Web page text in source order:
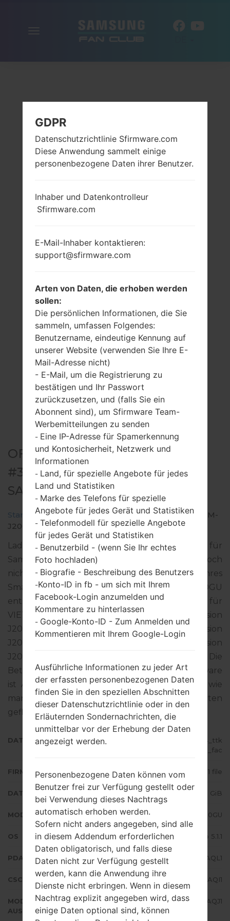
OFFIZIELLER FIRMWARE
#33934 FÜR SM-J200GU -
SAMSUNGGALAXY J2
Startseite →Galaxy J2 →SamsungSM-J200GU →
SM-
J200GU_1_20180206094814_ttkc2p18tq_fac.zip
Laden Sie das neueste Firmware-Update für
Samsung Galaxy J2 herunter. Vergessen Sie jedoch
nicht zu überprüfen, ob die Modellnummer Ihres
Smartphones dem angegebenen SM-J200GU
entspricht. Der Firmware-Code XXV ist für
VIETNAM. Das Produkt wird mit der PDA-Version
J200GUDXU3AQL1 und CSC-Version
J200GUOLB3AQI1, MODEM-Version
J200GUDXU3AQJ1 geliefert. Die
Betriebssystemversion der angegebenen Firmware
ist Android Lollipop 5.1.1. Detalierte Anleitung, wie
man die Standart - Firmware auf Samsung-Geräten
geflascht wird,
gibt es hier
DATEINAME
SM-J200GU_1_20180206094814_ttk
c2p18tq_fac
FIRMWARE TYP 1 file
DATEIGRÖSSE 1.03 GiB
MODELL Samsung SM-J200GU
OS Android Lollipop 5.1.1
PDA/AP AUSFÜHRUNG J200GUDXU3AQL1
CSC AUSFÜHRUNG J200GUOLB3AQI1
MODEM/CP
AUSFÜHRUNG
J200GUDXU3AQJ1
GDPR
Datenschutzrichtlinie Sfirmware.com
Diese Anwendung sammelt einige
personenbezogene Daten ihrer Benutzer.
Inhaber und Datenkontrolleur
Sfirmware.com
E-Mail-Inhaber kontaktieren:
support@sfirmware.com
Arten von Daten, die erhoben werden
sollen:
Die persönlichen Informationen, die Sie
sammeln, umfassen Folgendes:
Benutzername, eindeutige Kennung auf
unserer Website (verwenden Sie Ihre E-
Mail-Adresse nicht)
- E-Mail, um die Registrierung zu
bestätigen und Ihr Passwort
zurückzusetzen, und (falls Sie ein
Abonnent sind), um Sfirmware Team-
Werbemitteilungen zu senden
- Eine IP-Adresse für Spamerkennung
und Kontosicherheit, Netzwerk und
Informationen
- Land, für spezielle Angebote für jedes
Land und Statistiken
- Marke des Telefons für spezielle
Angebote für jedes Gerät und Statistiken
- Telefonmodell für spezielle Angebote
für jedes Gerät und Statistiken
- Benutzerbild - (wenn Sie Ihr echtes
Foto hochladen)
- Biografie - Beschreibung des Benutzers
-Konto-ID in fb - um sich mit Ihrem
Facebook-Login anzumelden und
Kommentare zu hinterlassen
- Google-Konto-ID - Zum Anmelden und
Kommentieren mit Ihrem Google-Login
Ausführliche Informationen zu jeder Art
der erfassten personenbezogenen Daten
finden Sie in den speziellen Abschnitten
dieser Datenschutzrichtlinie oder in den
Erläuternden Sondernachrichten, die
unmittelbar vor der Erhebung der Daten
angezeigt werden.
Personenbezogene Daten können vom
Benutzer frei zur Verfügung gestellt oder
bei Verwendung dieses Nachtrags
automatisch erhoben werden.
Sofern nicht anders angegeben, sind alle
in diesem Addendum erforderlichen
Daten obligatorisch, und falls diese
Daten nicht zur Verfügung gestellt
werden, kann die Anwendung ihre
Dienste nicht erbringen. Wenn in diesem
Nachtrag explizit angegeben wird, dass
einige Daten optional sind, können